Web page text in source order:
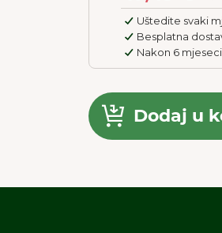
Uštedite svaki
Besplatna
Nakon 6
Dodaj u